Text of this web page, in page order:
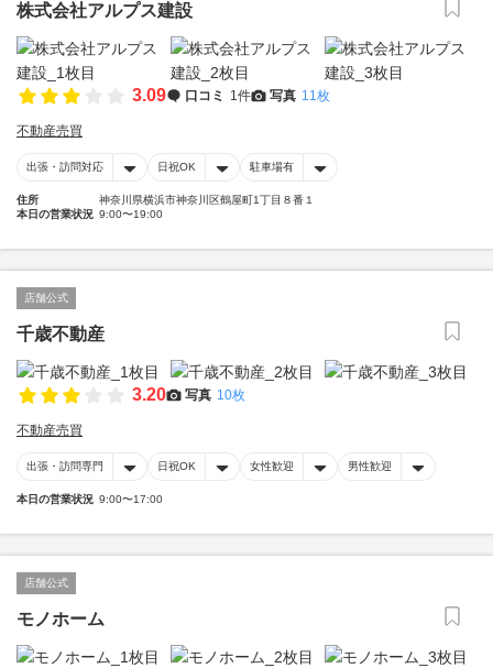
株式会社アルプス建設
3.09 口コミ 1件 写真 11枚
不動産売買
出張・訪問対応 日祝OK 駐車場有
住所
神奈川県横浜市神奈川区鶴屋町1丁目８番１
本日の営業状況 9:00〜19:00
店舗公式
千歳不動産
3.20 写真 10枚
不動産売買
出張・訪問専門 日祝OK 女性歓迎 男性歓迎
本日の営業状況 9:00〜17:00
店舗公式
モノホーム